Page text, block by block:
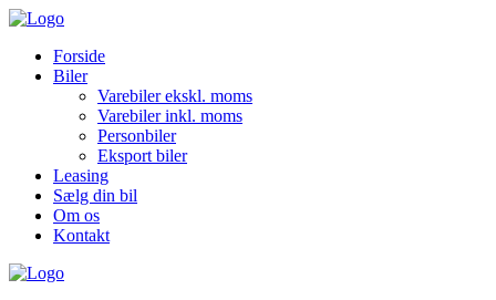
Forside
Biler
Varebiler ekskl. moms
Varebiler inkl. moms
Personbiler
Eksport biler
Leasing
Sælg din bil
Om os
Kontakt